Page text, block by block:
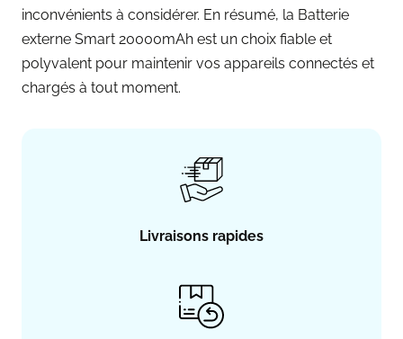
inconvénients à considérer. En résumé, la Batterie
externe Smart 20000mAh est un choix fiable et
polyvalent pour maintenir vos appareils connectés et
chargés à tout moment.
Livraisons rapides